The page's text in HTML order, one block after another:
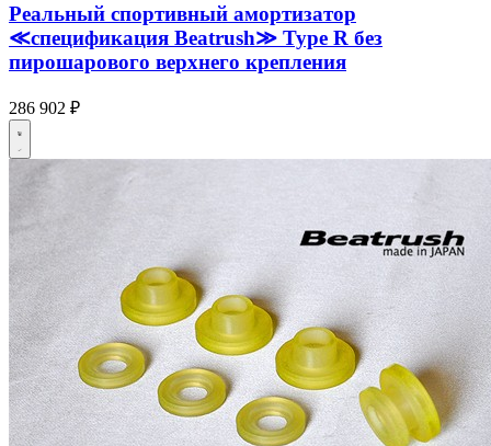
Реальный спортивный амортизатор
≪спецификация Beatrush≫ Type R без
пирошарового верхнего крепления
286 902 ₽